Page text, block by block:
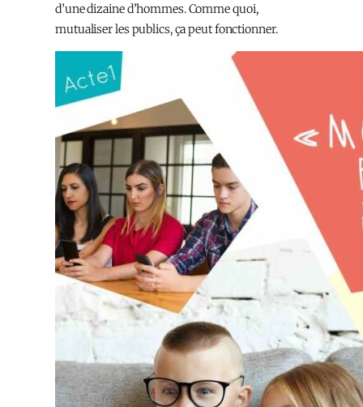
d’une dizaine d’hommes. Comme quoi,
mutualiser les publics, ça peut fonctionner.